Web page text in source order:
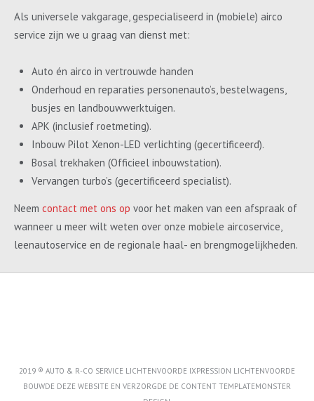
Als universele vakgarage, gespecialiseerd in (mobiele) airco
service zijn we u graag van dienst met:
Auto én airco in vertrouwde handen
Onderhoud en reparaties personenauto’s, bestelwagens,
busjes en landbouwwerktuigen.
APK (inclusief roetmeting).
Inbouw Pilot Xenon-LED verlichting (gecertificeerd).
Bosal trekhaken (Officieel inbouwstation).
Vervangen turbo’s (gecertificeerd specialist).
Neem contact met ons op voor het maken van een afspraak of
wanneer u meer wilt weten over onze mobiele aircoservice,
leenautoservice en de regionale haal- en brengmogelijkheden.
2019 ® AUTO & R-CO SERVICE LICHTENVOORDE IXPRESSION LICHTENVOORDE
BOUWDE DEZE WEBSITE EN VERZORGDE DE CONTENT TEMPLATEMONSTER